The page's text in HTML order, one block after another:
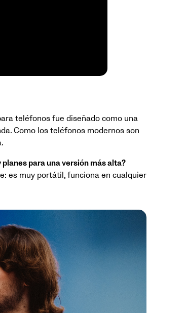
teléfonos fue diseñado como una
Como los teléfonos modernos son
planes para una versión más alta?
es muy portátil, funciona en cualquier